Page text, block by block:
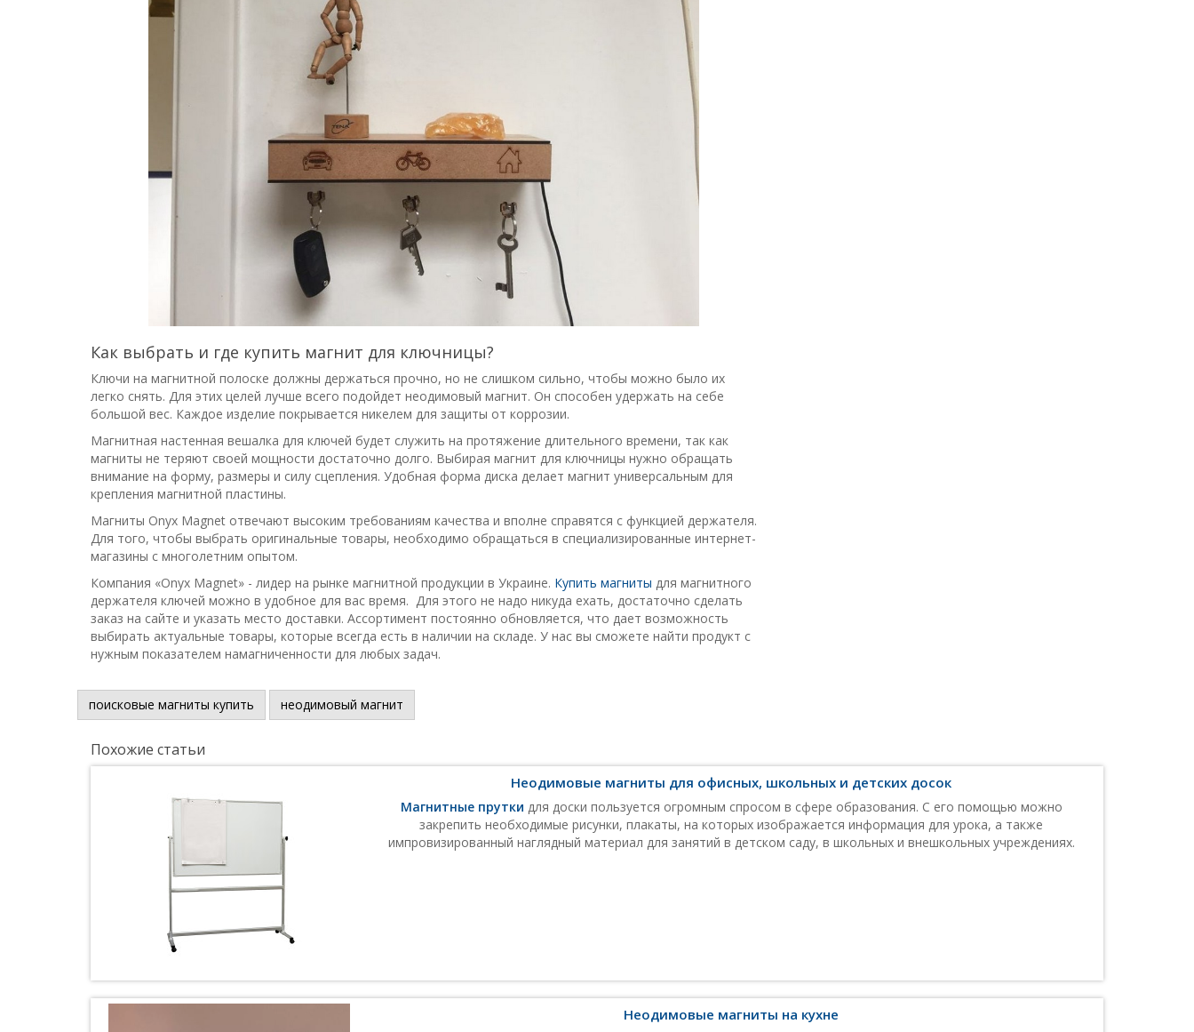
Как выбрать и где купить магнит для ключницы?
Ключи на магнитной полоске должны держаться прочно, но не слишком сильно, чтобы можно было их
легко снять. Для этих целей лучше всего подойдет неодимовый магнит. Он способен удержать на себе
большой вес. Каждое изделие покрывается никелем для защиты от коррозии.
Магнитная настенная вешалка для ключей будет служить на протяжение длительного времени, так как
магниты не теряют своей мощности достаточно долго. Выбирая магнит для ключницы нужно обращать
внимание на форму, размеры и силу сцепления. Удобная форма диска делает магнит универсальным для
крепления магнитной пластины.
Магниты Onyx Magnet отвечают высоким требованиям качества и вполне справятся с функцией держателя.
Для того, чтобы выбрать оригинальные товары, необходимо обращаться в специализированные интернет-
магазины с многолетним опытом.
Компания «Onyx Magnet» - лидер на рынке магнитной продукции в Украине. Купить магниты для магнитного
держателя ключей можно в удобное для вас время. Для этого не надо никуда ехать, достаточно сделать
заказ на сайте и указать место доставки. Ассортимент постоянно обновляется, что дает возможность
выбирать актуальные товары, которые всегда есть в наличии на складе. У нас вы сможете найти продукт с
нужным показателем намагниченности для любых задач.
поисковые магниты купить неодимовый магнит
Похожие статьи
Неодимовые магниты для офисных, школьных и детских досок
Магнитные прутки для доски пользуется огромным спросом в сфере образования. С его помощью можно
закрепить необходимые рисунки, плакаты, на которых изображается информация для урока, а также
импровизированный наглядный материал для занятий в детском саду, в школьных и внешкольных учреждениях.
Неодимовые магниты на кухне